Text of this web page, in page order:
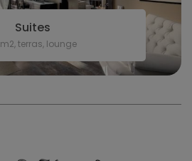
Suites
terras, lounge